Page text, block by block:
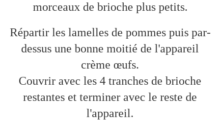
morceaux de brioche plus petits.
Répartir les lamelles de pommes puis par-
dessus une bonne moitié de l'appareil
crème œufs.
Couvrir avec les 4 tranches de brioche
restantes et terminer avec le reste de
l'appareil.